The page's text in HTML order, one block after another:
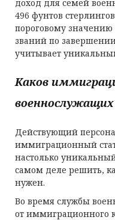
доход для семей
496 фунтов
пороговому
званий по
учитывает
Каков
Действующий
иммиграционный
настолько
самом деле решить,
нужен.
Во время службы
от иммиграционного